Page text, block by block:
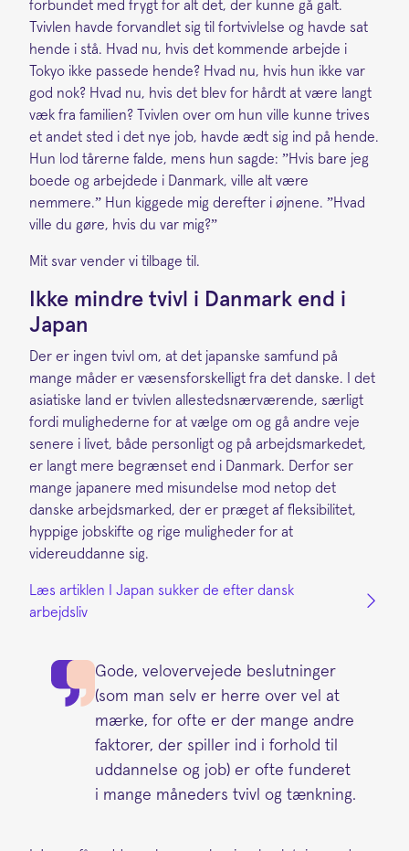
forbundet med frygt for alt det, der kunne gå galt.
Tvivlen havde forvandlet sig til fortvivlelse og havde sat
hende i stå. Hvad nu, hvis det kommende arbejde i
Tokyo ikke passede hende? Hvad nu, hvis hun ikke var
god nok? Hvad nu, hvis det blev for hårdt at være langt
væk fra familien? Tvivlen over om hun ville kunne trives
et andet sted i det nye job, havde ædt sig ind på hende.
Hun lod tårerne falde, mens hun sagde: ”Hvis bare jeg
boede og arbejdede i Danmark, ville alt være
nemmere.” Hun kiggede mig derefter i øjnene. ”Hvad
ville du gøre, hvis du var mig?”
Mit svar vender vi tilbage til.
Ikke mindre tvivl i Danmark end i
Japan
Der er ingen tvivl om, at det japanske samfund på
mange måder er væsensforskelligt fra det danske. I det
asiatiske land er tvivlen allestedsnærværende, særligt
fordi mulighederne for at vælge om og gå andre veje
senere i livet, både personligt og på arbejdsmarkedet,
er langt mere begrænset end i Danmark. Derfor ser
mange japanere med misundelse mod netop det
danske arbejdsmarked, der er præget af fleksibilitet,
hyppige jobskifte og rige muligheder for at
videreuddanne sig.
Læs artiklen I Japan sukker de efter dansk
arbejdsliv
Gode, velovervejede beslutninger
(som man selv er herre over vel at
mærke, for ofte er der mange andre
faktorer, der spiller ind i forhold til
uddannelse og job) er ofte funderet
i mange måneders tvivl og tænkning.